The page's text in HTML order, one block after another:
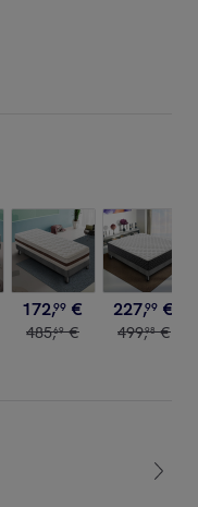
172,99 €
485,69 €
227,99 €
499,98 €